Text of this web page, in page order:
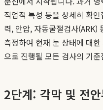
직업적 특성 등을 상세히 확
력, 안압, 자동굴절검사(ARK)
측정하여 현재 눈 상태에 대
으로 진행될 모든 검사의 기
2단계: 각막 및 전